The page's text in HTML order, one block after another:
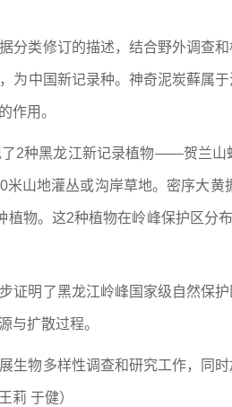
分类修订的描述，结合野外调查
为中国新记录种。神奇泥炭藓属
作用。
2种黑龙江新记录植物——贺兰
山地灌丛或沟岸草地。密序大
植物。这2种植物在岭峰保护区
证明了黑龙江岭峰国家级自然保
与扩散过程。
生物多样性调查和研究工作，同
莉 于健）